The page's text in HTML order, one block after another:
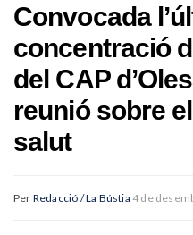
Convocada
concentració
del CAP
reunió sobre
salut
Per Redacció / La Bústia 4 de